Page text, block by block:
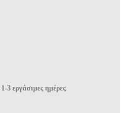
3 εργάσιμες ημέρες